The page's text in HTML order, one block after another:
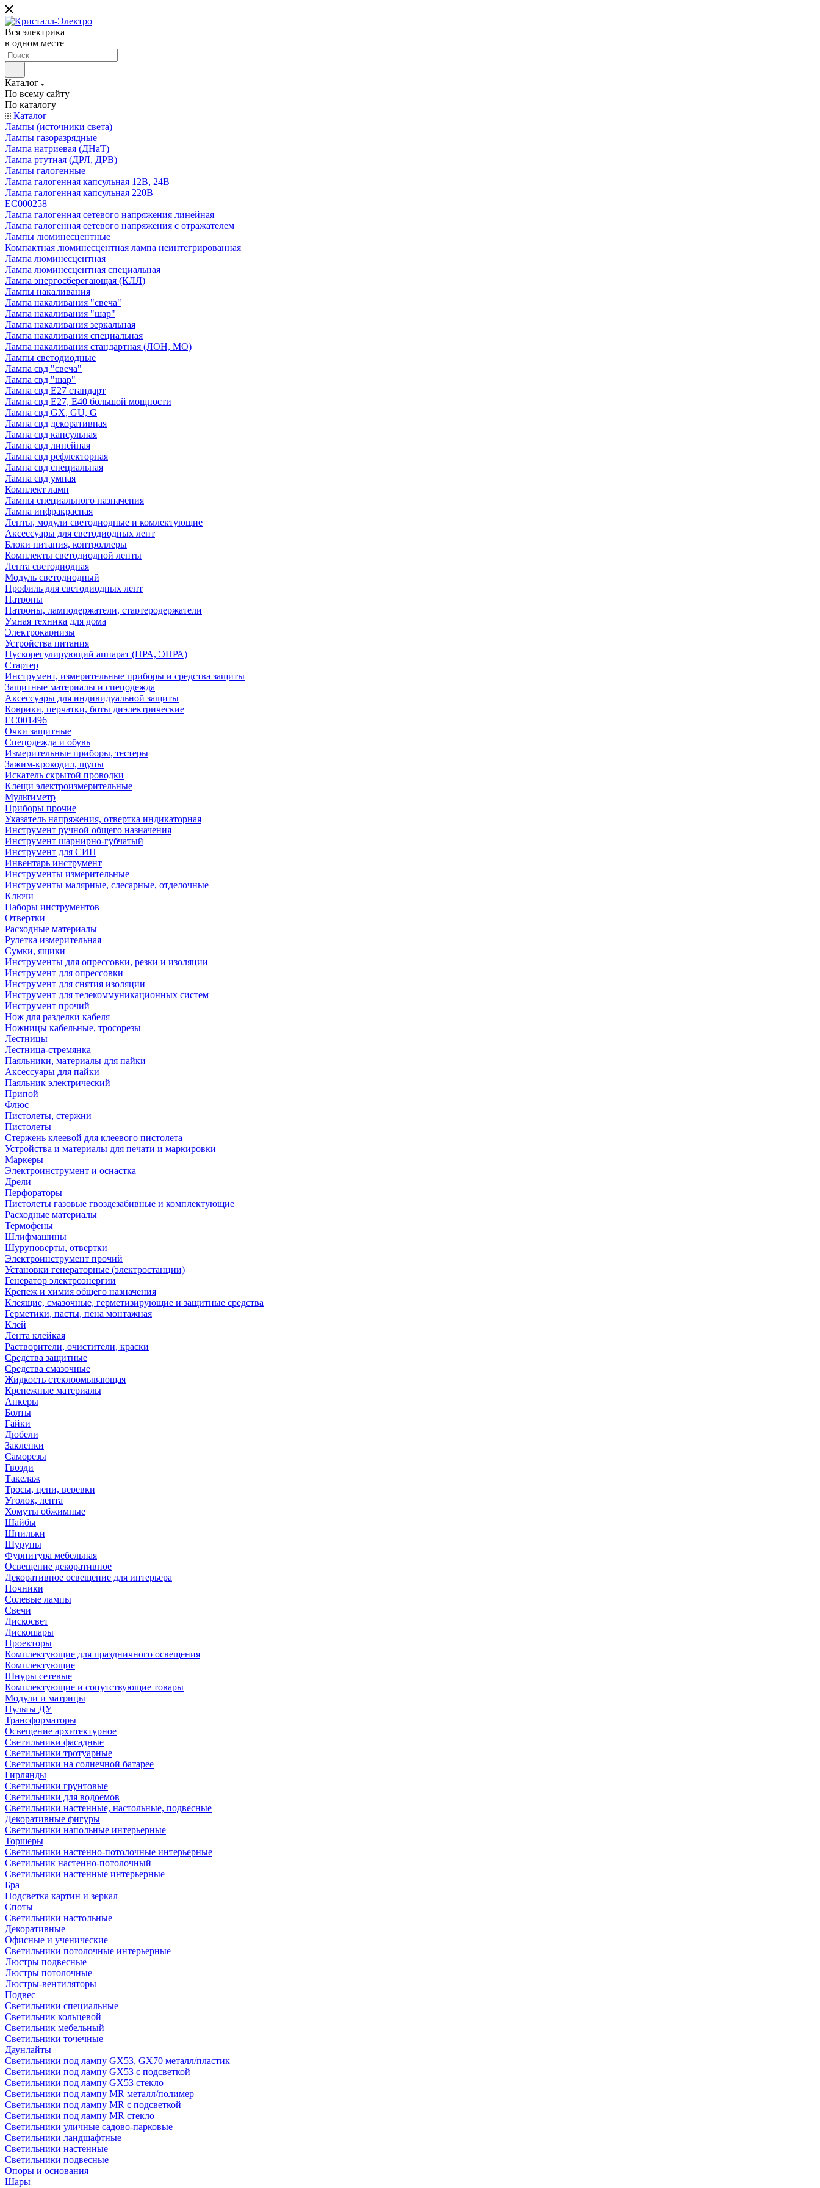
Вся электрика
в одном месте
Каталог
По всему сайту
По каталогу
Каталог
Лампы (источники света)
Лампы газоразрядные
Лампа натриевая (ДНаТ)
Лампа ртутная (ДРЛ, ДРВ)
Лампы галогенные
Лампа галогенная капсульная 12В, 24В
Лампа галогенная капсульная 220В
EC000258
Лампа галогенная сетевого напряжения линейная
Лампа галогенная сетевого напряжения с отражателем
Лампы люминесцентные
Компактная люминесцентная лампа неинтегрированная
Лампа люминесцентная
Лампа люминесцентная специальная
Лампа энергосберегающая (КЛЛ)
Лампы накаливания
Лампа накаливания "свеча"
Лампа накаливания "шар"
Лампа накаливания зеркальная
Лампа накаливания специальная
Лампа накаливания стандартная (ЛОН, МО)
Лампы светодиодные
Лампа свд "свеча"
Лампа свд "шар"
Лампа свд E27 стандарт
Лампа свд E27, Е40 большой мощности
Лампа свд GX, GU, G
Лампа свд декоративная
Лампа свд капсульная
Лампа свд линейная
Лампа свд рефлекторная
Лампа свд специальная
Лампа свд умная
Комплект ламп
Лампы специального назначения
Лампа инфракрасная
Ленты, модули светодиодные и комлектующие
Аксессуары для светодиодных лент
Блоки питания, контроллеры
Комплекты светодиодной ленты
Лента светодиодная
Модуль светодиодный
Профиль для светодиодных лент
Патроны
Патроны, ламподержатели, стартеродержатели
Умная техника для дома
Электрокарнизы
Устройства питания
Пускорегулирующий аппарат (ПРА, ЭПРА)
Стартер
Инструмент, измерительные приборы и средства защиты
Защитные материалы и спецодежда
Аксессуары для индивидуальной защиты
Коврики, перчатки, боты диэлектрические
EC001496
Очки защитные
Спецодежда и обувь
Измерительные приборы, тестеры
Зажим-крокодил, щупы
Искатель скрытой проводки
Клещи электроизмерительные
Мультиметр
Приборы прочие
Указатель напряжения, отвертка индикаторная
Инструмент ручной общего назначения
Инструмент шарнирно-губчатый
Инструмент для СИП
Инвентарь инструмент
Инструменты измерительные
Инструменты малярные, слесарные, отделочные
Ключи
Наборы инструментов
Отвертки
Расходные материалы
Рулетка измерительная
Сумки, ящики
Инструменты для опрессовки, резки и изоляции
Инструмент для опрессовки
Инструмент для снятия изоляции
Инструмент для телекоммуникационных систем
Инструмент прочий
Нож для разделки кабеля
Ножницы кабельные, тросорезы
Лестницы
Лестница-стремянка
Паяльники, материалы для пайки
Аксессуары для пайки
Паяльник электрический
Припой
Флюс
Пистолеты, стержни
Пистолеты
Стержень клеевой для клеевого пистолета
Устройства и материалы для печати и маркировки
Маркеры
Электроинструмент и оснастка
Дрели
Перфораторы
Пистолеты газовые гвоздезабивные и комплектующие
Расходные материалы
Термофены
Шлифмашины
Шуруповерты, отвертки
Электроинструмент прочий
Установки генераторные (электростанции)
Генератор электроэнергии
Крепеж и химия общего назначения
Клеящие, смазочные, герметизирующие и защитные средства
Герметики, пасты, пена монтажная
Клей
Лента клейкая
Растворители, очистители, краски
Средства защитные
Средства смазочные
Жидкость стеклоомывающая
Крепежные материалы
Анкеры
Болты
Гайки
Дюбели
Заклепки
Саморезы
Гвозди
Такелаж
Тросы, цепи, веревки
Уголок, лента
Хомуты обжимные
Шайбы
Шпильки
Шурупы
Фурнитура мебельная
Освещение декоративное
Декоративное освещение для интерьера
Ночники
Солевые лампы
Свечи
Дискосвет
Дискошары
Проекторы
Комплектующие для праздничного освещения
Комплектующие
Шнуры сетевые
Комплектующие и сопутствующие товары
Модули и матрицы
Пульты ДУ
Трансформаторы
Освещение архитектурное
Светильники фасадные
Светильники тротуарные
Светильники на солнечной батарее
Гирлянды
Светильники грунтовые
Светильники для водоемов
Светильники настенные, настольные, подвесные
Декоративные фигуры
Светильники напольные интерьерные
Торшеры
Светильники настенно-потолочные интерьерные
Светильник настенно-потолочный
Светильники настенные интерьерные
Бра
Подсветка картин и зеркал
Споты
Светильники настольные
Декоративные
Офисные и ученические
Светильники потолочные интерьерные
Люстры подвесные
Люстры потолочные
Люстры-вентиляторы
Подвес
Светильники специальные
Светильник кольцевой
Светильник мебельный
Светильники точечные
Даунлайты
Светильники под лампу GX53, GX70 металл/пластик
Светильники под лампу GX53 с подсветкой
Светильники под лампу GX53 стекло
Светильники под лампу MR металл/полимер
Светильники под лампу MR с подсветкой
Светильники под лампу MR стекло
Светильники уличные садово-парковые
Светильники ландшафтные
Светильники настенные
Светильники подвесные
Опоры и основания
Шары